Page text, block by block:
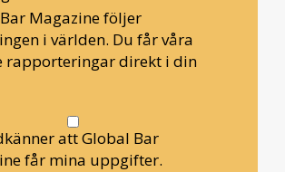
Magazine följer
i världen. Du får våra
rapporteringar direkt i din
att Global Bar
får mina uppgifter.